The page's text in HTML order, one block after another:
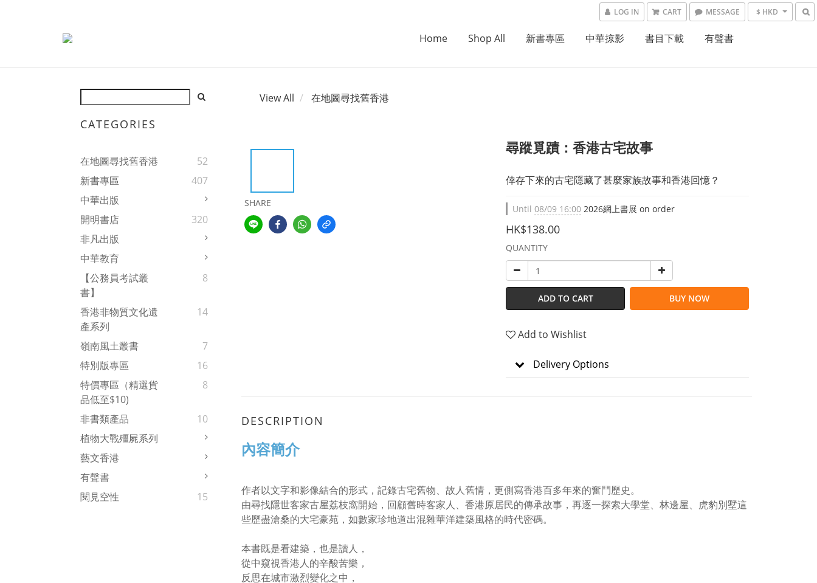
LOG IN CART MESSAGE $ HKD
Home Shop All 新書專區 中華掠影 書目下載 有聲書
CATEGORIES
在地圖尋找舊香港
52
新書專區
407
中華出版
開明書店
320
非凡出版
中華教育
【公務員考試叢
書】
8
香港非物質文化遺
產系列
14
嶺南風土叢書
7
特別版專區
16
特價專區（精選貨
品低至$10)
8
非書類產品
10
植物大戰殭屍系列
藝文香港
有聲書
閱見空性
15
View All 在地圖尋找舊香港
SHARE
尋蹤覓蹟：香港古宅故事
倖存下來的古宅隱藏了甚麼家族故事和香港回憶？
Until 08/09 16:00 2026網上書展 on order
HK$138.00
QUANTITY
ADD TO CART BUY NOW
Add to Wishlist
Delivery Options
DESCRIPTION
內容簡介
作者以文字和影像結合的形式，記錄古宅舊物、故人舊情，更側寫香港百多年來的奮鬥歷史。
由尋找隱世客家古屋荔枝窩開始，回顧舊時客家人、香港原居民的傳承故事，再逐一探索大學堂、林邊屋、虎豹別墅這
些歷盡滄桑的大宅豪苑，如數家珍地道出混雜華洋建築風格的時代密碼。
本書既是看建築，也是讀人，
從中窺視香港人的辛酸苦樂，
反思在城市激烈變化之中，